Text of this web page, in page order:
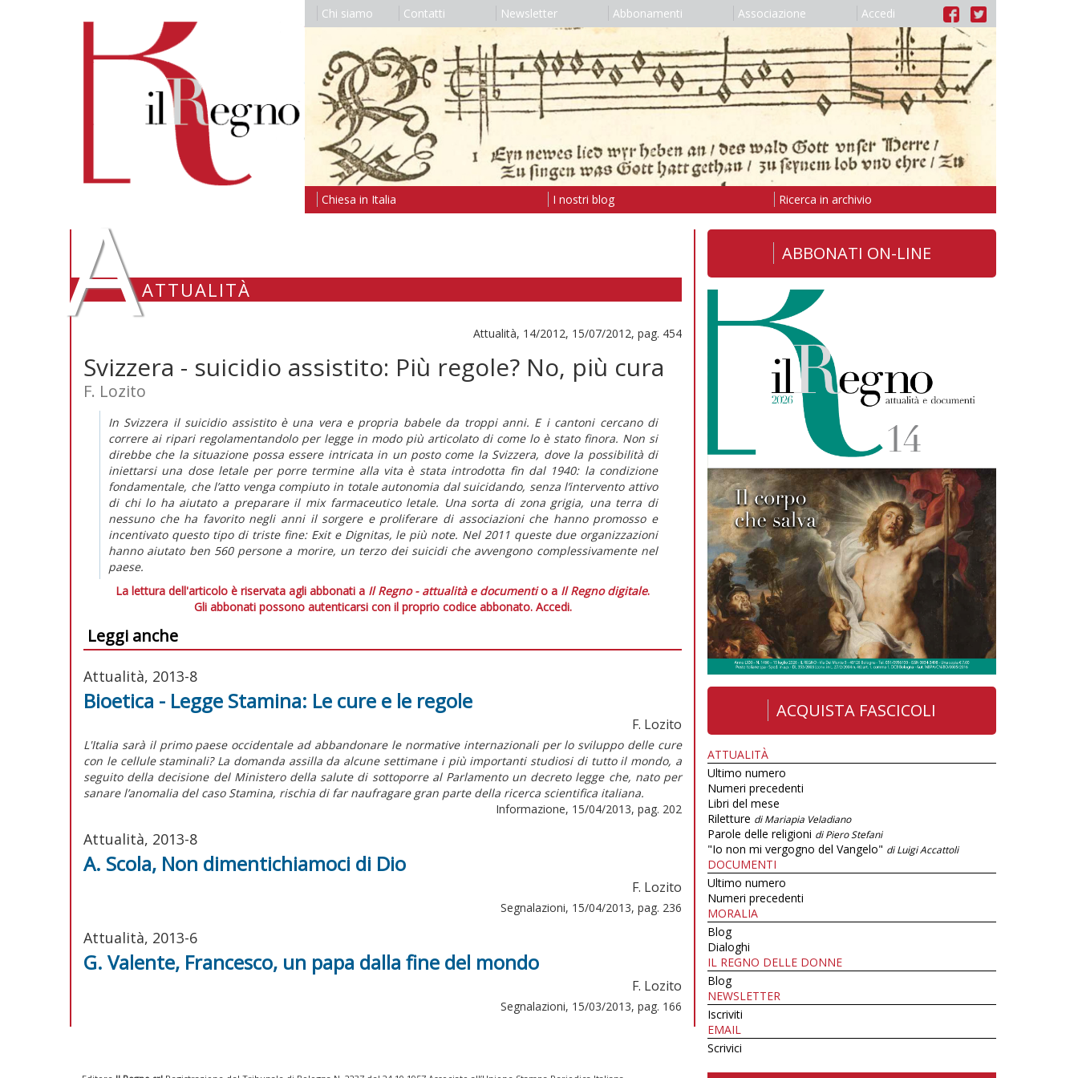
Chi siamo Contatti Newsletter Abbonamenti Associazione Accedi
Chiesa in Italia I nostri blog Ricerca in archivio
AATTUALITÀ
Attualità, 14/2012, 15/07/2012, pag. 454
Svizzera - suicidio assistito: Più regole? No, più cura
F. Lozito
In Svizzera il suicidio assistito è una vera e propria babele da troppi anni. E i cantoni cercano di
correre ai ripari regolamentandolo per legge in modo più articolato di come lo è stato finora. Non si
direbbe che la situazione possa essere intricata in un posto come la Svizzera, dove la possibilità di
iniettarsi una dose letale per porre termine alla vita è stata introdotta fin dal 1940: la condizione
fondamentale, che l’atto venga compiuto in totale autonomia dal suicidando, senza l’intervento attivo
di chi lo ha aiutato a preparare il mix farmaceutico letale. Una sorta di zona grigia, una terra di
nessuno che ha favorito negli anni il sorgere e proliferare di associazioni che hanno promosso e
incentivato questo tipo di triste fine: Exit e Dignitas, le più note. Nel 2011 queste due organizzazioni
hanno aiutato ben 560 persone a morire, un terzo dei suicidi che avvengono complessivamente nel
paese.
La lettura dell'articolo è riservata agli abbonati a Il Regno - attualità e documentio a Il Regno digitale.
Gli abbonati possono autenticarsi con il proprio codice abbonato. Accedi.
Leggi anche
Attualità, 2013-8
Bioetica - Legge Stamina: Le cure e le regole
F. Lozito
L'Italia sarà il primo paese occidentale ad abbandonare le normative internazionali per lo sviluppo delle cure
con le cellule staminali? La domanda assilla da alcune settimane i più importanti studiosi di tutto il mondo, a
seguito della decisione del Ministero della salute di sottoporre al Parlamento un decreto legge che, nato per
sanare l’anomalia del caso Stamina, rischia di far naufragare gran parte della ricerca scientifica italiana.
Informazione, 15/04/2013, pag. 202
Attualità, 2013-8
A. Scola, Non dimentichiamoci di Dio
F. Lozito
Segnalazioni, 15/04/2013, pag. 236
Attualità, 2013-6
G. Valente, Francesco, un papa dalla fine del mondo
F. Lozito
Segnalazioni, 15/03/2013, pag. 166
ABBONATI ON-LINE
ACQUISTA FASCICOLI
ATTUALITÀ
Ultimo numero
Numeri precedenti
Libri del mese
Riletture di Mariapia Veladiano
Parole delle religioni di Piero Stefani
"Io non mi vergogno del Vangelo" di Luigi Accattoli
DOCUMENTI
Ultimo numero
Numeri precedenti
MORALIA
Blog
Dialoghi
IL REGNO DELLE DONNE
Blog
NEWSLETTER
Iscriviti
EMAIL
Scrivici